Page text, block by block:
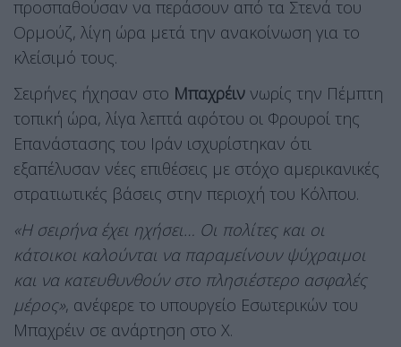
προσπαθούσαν να περάσουν από τα Στενά του
Ορμούζ, λίγη ώρα μετά την ανακοίνωση για το
κλείσιμό τους.
Σειρήνες ήχησαν στο Μπαχρέιν νωρίς την Πέμπτη
τοπική ώρα, λίγα λεπτά αφότου οι Φρουροί της
Επανάστασης του Ιράν ισχυρίστηκαν ότι
εξαπέλυσαν νέες επιθέσεις με στόχο αμερικανικές
στρατιωτικές βάσεις στην περιοχή του Κόλπου.
«Η σειρήνα έχει ηχήσει… Οι πολίτες και οι
κάτοικοι καλούνται να παραμείνουν ψύχραιμοι
και να κατευθυνθούν στο πλησιέστερο ασφαλές
μέρος», ανέφερε το υπουργείο Εσωτερικών του
Μπαχρέιν σε ανάρτηση στο X.